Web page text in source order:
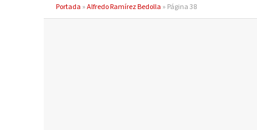
Portada »Alfredo Ramírez Bedolla » Página 38